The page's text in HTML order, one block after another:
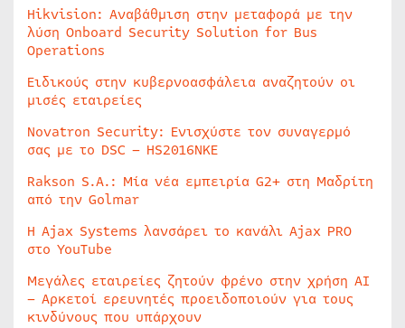
Hikvision: Αναβάθμιση στην μεταφορά με την
λύση Onboard Security Solution for Bus
Operations
Ειδικούς στην κυβερνοασφάλεια αναζητούν οι
μισές εταιρείες
Novatron Security: Ενισχύστε τον συναγερμό
σας με το DSC – HS2016NKE
Rakson S.A.: Μία νέα εμπειρία G2+ στη Μαδρίτη
από την Golmar
Η Ajax Systems λανσάρει το κανάλι Ajax PRO
στο YouTube
Μεγάλες εταιρείες ζητούν φρένο στην χρήση AI
– Αρκετοί ερευνητές προειδοποιούν για τους
κινδύνους που υπάρχουν